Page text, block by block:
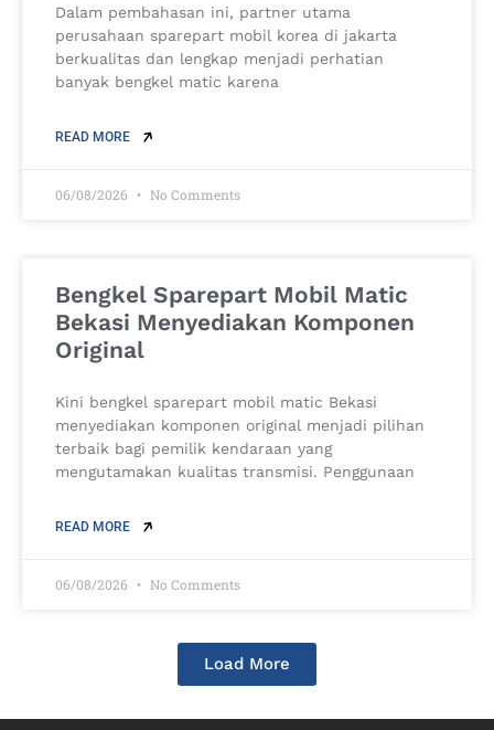
Dalam pembahasan ini, partner utama
perusahaan sparepart mobil korea di jakarta
berkualitas dan lengkap menjadi perhatian
banyak bengkel matic karena
READ MORE
06/08/2026 No Comments
Bengkel Sparepart Mobil Matic
Bekasi Menyediakan Komponen
Original
Kini bengkel sparepart mobil matic Bekasi
menyediakan komponen original menjadi pilihan
terbaik bagi pemilik kendaraan yang
mengutamakan kualitas transmisi. Penggunaan
READ MORE
06/08/2026 No Comments
Load More